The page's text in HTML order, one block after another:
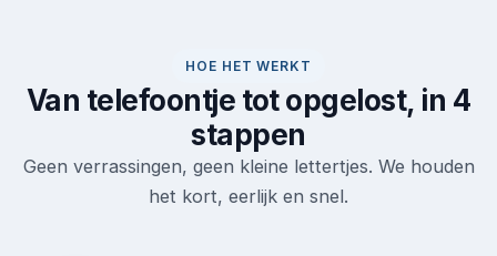
HOE HET WERKT
Van telefoontje tot opgelost, in 4
stappen
Geen verrassingen, geen kleine lettertjes. We houden
het kort, eerlijk en snel.